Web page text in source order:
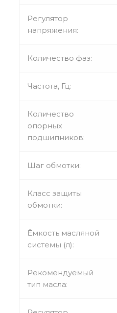
Регулятор
напряжения:
Количество фаз:
Частота, Гц:
Количество
опорных
подшипников:
Шаг обмотки:
Класс защиты
обмотки:
Ёмкость масляной
системы (л):
Рекомендуемый
тип масла: